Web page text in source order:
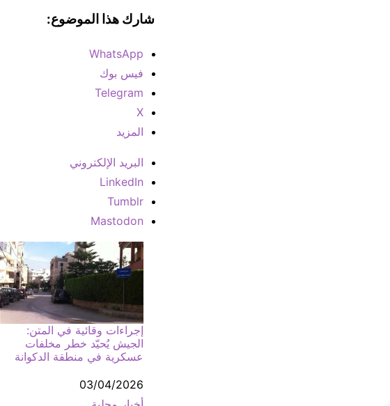
شارك هذا الموضوع:
WhatsApp
فيس بوك
Telegram
X
المزيد
البريد الإلكتروني
LinkedIn
Tumblr
Mastodon
إجراءات وقائية في المتن:
الجيش يُحيّد خطر مخلفات
عسكرية في منطقة الدكوانة
التاريخ
03/04/2026